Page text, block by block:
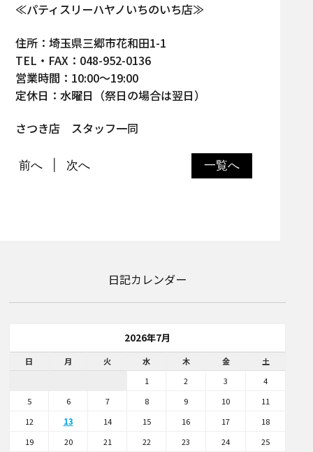
≪パティスリーハヤノいちのいち店≫
住所：埼玉県三郷市花和田1-1
TEL・FAX：048-952-0136
営業時間：10:00～19:00
定休日：水曜日（祭日の場合は翌日）
さつき店 スタッフ一同
一覧へ
前へ 次へ
日記カレンダー
2026年7月
日 月 火 水 木 金
土
1
2 3
4
5
6 7 8 9 10
11
12
13 14 15 16 17
18
19
20 21 22 23 24 25